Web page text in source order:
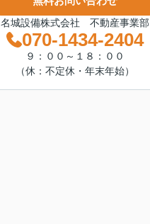
名城設備株式会社 不動産事業部
070-1434-2404
９：００～１８：００
（休：不定休・年末年始）